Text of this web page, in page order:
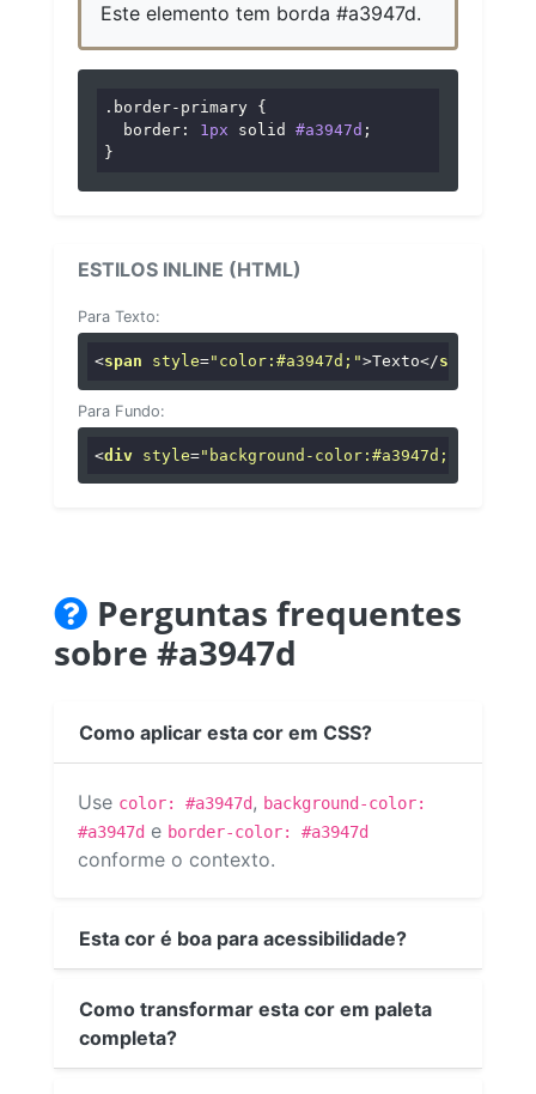
Este elemento tem borda #a3947d.
.border-primary {
border : 1px solid #a3947d ;
}
ESTILOS INLINE (HTML)
Para Texto:
<span style="color:#a3947d;">Texto</span
Para Fundo:
<div style="background-color:#a3947d;"
Perguntas frequentes
sobre #a3947d
Como aplicar esta cor em CSS?
Use color: #a3947d, background-color:
#a3947d e border-color: #a3947d
conforme o contexto.
Esta cor é boa para acessibilidade?
Como transformar esta cor em paleta
completa?